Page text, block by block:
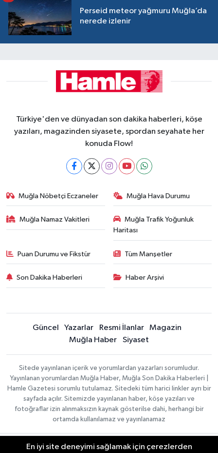
Perseid meteor yağmuru Muğla’da
nerede izlenir
Türkiye'den ve dünyadan son dakika haberleri, köşe
yazıları, magazinden siyasete, spordan seyahate her
konuda Flow!
Muğla Nöbetçi Eczaneler Muğla Hava Durumu
Muğla Namaz Vakitleri
Muğla Trafik Yoğunluk
Haritası
Puan Durumu ve Fikstür Tüm Manşetler
Son Dakika Haberleri Haber Arşivi
Güncel Yazarlar Resmi İlanlar
Magazin
Muğla Haber
Siyaset
Sitede yayınlanan içerik ve yorumlardan yazarları sorumludur.
Yayınlanan yorumlardan Muğla Haber, Muğla Son Dakika Haberleri |
Hamle Gazetesi sorumlu tutulamaz. Sitedeki tüm harici linkler ayrı bir
sayfada açılır. Sitemizde yayınlanan haber, köşe yazıları ve
fotoğraflar izin alınmaksızın kaynak gösterilse dahi, herhangi bir
ortamda kullanılamaz ve yayınlanamaz
Gizlilik Sözleşmesi
En iyi site deneyimi sağlamak için çerezlerden